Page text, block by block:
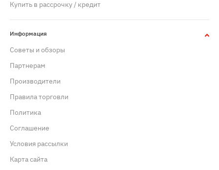
Купить в рассрочку / кредит
Информация
Советы и обзоры
Партнерам
Производители
Правила торговли
Политика
Cоглашение
Условия рассылки
Карта сайта